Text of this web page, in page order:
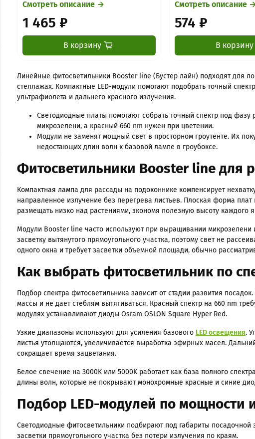
Смотреть описание →
1 465 ₽
В корзину
Смотреть описание
574 ₽
В корзину
Линейные фитосветильники Booster line (Бустер лайн) подходят для
стеллажах. Компактные LED-модули помогают подобрать точный
ультрафиолета и дальнего красного излучения.
Светодиодные платы помогают собрать точный спектр под
микрозелени, а красный 660 nm нужен при цветении.
Модули не заменят мощный свет в просторном гроутенте. Их
недостающих длин волн к базовой лампе в гроубоксе.
Фитосветильники Booster line для
Компактная лампа для рассады на подоконнике компенсирует
направленное излучение без перегрева листьев. Плоская форма
размещать низко над растениями, экономя полезную высоту каждого
Модули Booster line часто используют при выращивании микрозелени
засветку вытянутого прямоугольного участка, поэтому свет не
одного окна и требует засветки объемной площади, обычно
Как выбрать фитосветильник по
Подбор спектра фитосветильника зависит от стадии развития
массы и не дает стеблям вытягиваться. Красный спектр на 660 nm
модулях устанавливают диоды Osram OSLON Square Hyper Red.
Узкие диапазоны используют для усиления базового LED освещения.
листья утолщаются, увеличивается выработка эфирных масел.
сокращает время зацветания.
Белое свечение на 3000K или 5000K работает как база полного
длины волн, которые не покрывают монохромные красные и синие
Подбор LED-модулей по мощности
Светодиодные фитосветильники подбирают под габариты
засветки прямоугольного участка без потери излучения по краям.